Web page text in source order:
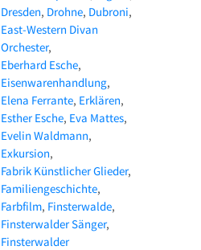
Dresden Drohne Dubroni
East-Western Divan
Orchester
Eberhard Esche
Eisenwarenhandlung
Elena Ferrante Erklären
Esther Esche Eva Mattes
Evelin Waldmann
Exkursion
Fabrik Künstlicher Glieder
Familiengeschichte
Farbfilm Finsterwalde
Finsterwalder Sänger
Finsterwalder